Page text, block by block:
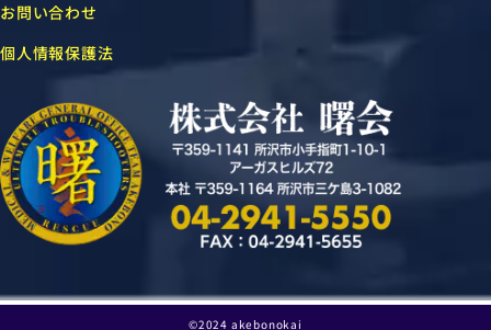
お問い合わせ
個人情報保護法
©2024 akebonokai